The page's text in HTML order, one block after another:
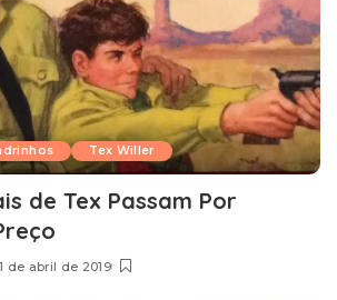
Tex Willer
de Tex Passam Por
1 de abril de 2019